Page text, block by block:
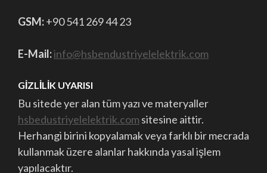
GSM:+90 541 269 44 23
E-Mail:info@hsbendustriyelelektrik.com
GIZLILIK UYARISI
Bu sitede yer alan tüm yazı ve materyaller
hsbedustriyelelektrik.com sitesine aittir.
Herhangi birini kopyalamak veya farklı bir mecrada
kullanmak üzere alanlar hakkında yasal işlem
yapılacaktır.